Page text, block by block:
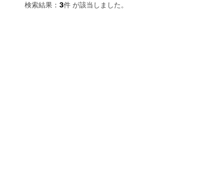
検索結果： 3件 が該当しました。